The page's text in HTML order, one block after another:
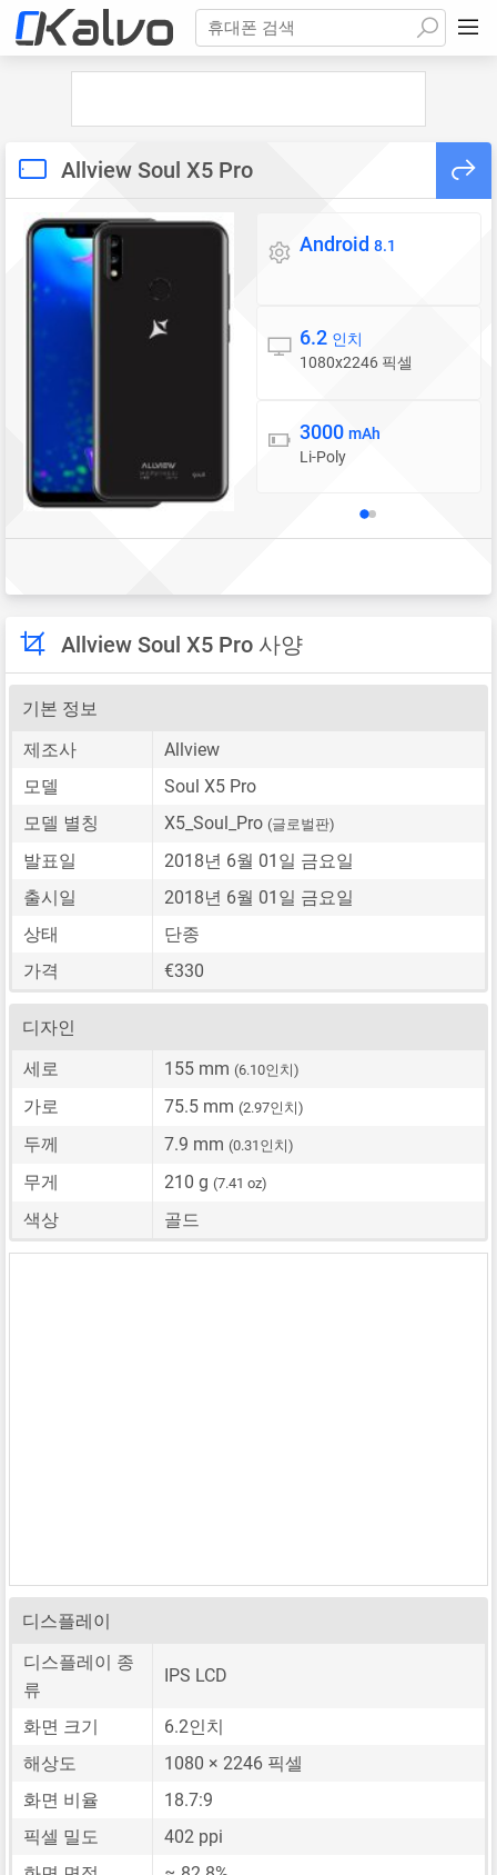
휴대폰 검색
Allview Soul X5 Pro
운영체제
Android 8.1
디스플레이
6.2 인치
1080x2246 픽셀
배터리
3000 mAh
Li-Poly
Allview Soul X5 Pro 사양
기본 정보
제조사
Allview
모델
Soul X5 Pro
모델 별칭
X5_Soul_Pro (글로벌판)
발표일
2018년 6월 01일 금요일
출시일
2018년 6월 01일 금요일
상태
단종
가격
€330
디자인
세로
155 mm (6.10인치)
가로 75.5 mm (2.97인치)
두께 7.9 mm (0.31인치)
무게 210 g (7.41 oz)
색상 골드
디스플레이
디스플레이 종
류
IPS LCD
화면 크기
6.2인치
해상도
1080 × 2246 픽셀
화면 비율
18.7:9
픽셀 밀도
402 ppi